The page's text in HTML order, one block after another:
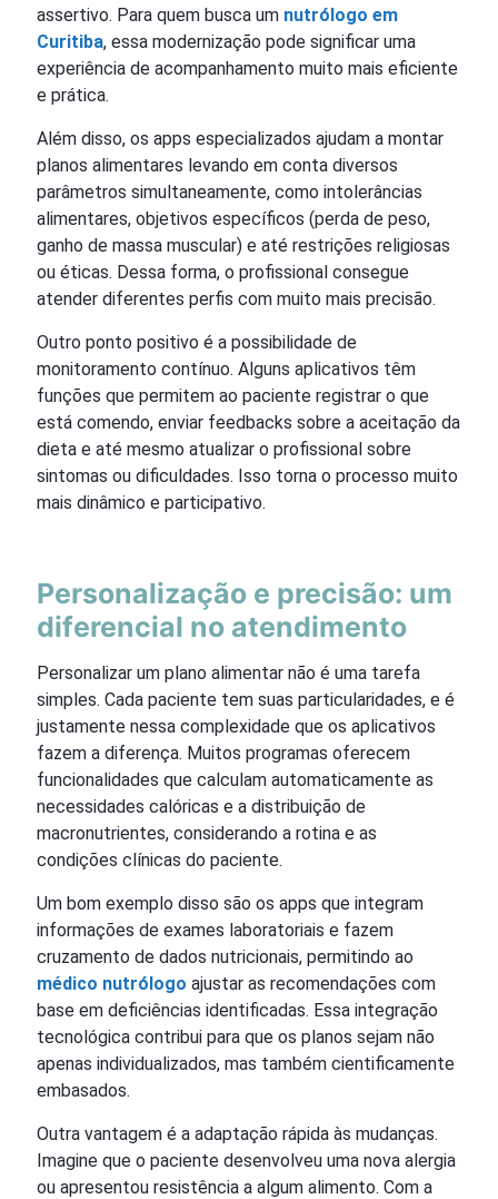
assertivo. Para quem busca um nutrólogo em
Curitiba, essa modernização pode significar uma
experiência de acompanhamento muito mais eficiente
e prática.
Além disso, os apps especializados ajudam a montar
planos alimentares levando em conta diversos
parâmetros simultaneamente, como intolerâncias
alimentares, objetivos específicos (perda de peso,
ganho de massa muscular) e até restrições religiosas
ou éticas. Dessa forma, o profissional consegue
atender diferentes perfis com muito mais precisão.
Outro ponto positivo é a possibilidade de
monitoramento contínuo. Alguns aplicativos têm
funções que permitem ao paciente registrar o que
está comendo, enviar feedbacks sobre a aceitação da
dieta e até mesmo atualizar o profissional sobre
sintomas ou dificuldades. Isso torna o processo muito
mais dinâmico e participativo.
Personalização e precisão: um
diferencial no atendimento
Personalizar um plano alimentar não é uma tarefa
simples. Cada paciente tem suas particularidades, e é
justamente nessa complexidade que os aplicativos
fazem a diferença. Muitos programas oferecem
funcionalidades que calculam automaticamente as
necessidades calóricas e a distribuição de
macronutrientes, considerando a rotina e as
condições clínicas do paciente.
Um bom exemplo disso são os apps que integram
informações de exames laboratoriais e fazem
cruzamento de dados nutricionais, permitindo ao
médico nutrólogo ajustar as recomendações com
base em deficiências identificadas. Essa integração
tecnológica contribui para que os planos sejam não
apenas individualizados, mas também cientificamente
embasados.
Outra vantagem é a adaptação rápida às mudanças.
Imagine que o paciente desenvolveu uma nova alergia
ou apresentou resistência a algum alimento. Com a